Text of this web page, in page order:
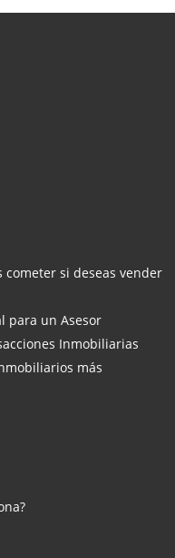
si deseas vender
para un Asesor
Inmobiliarias
más